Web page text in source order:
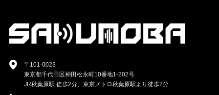
〒101-0023
東京都千代田区神田松永町10番地1-202号
JR秋葉原駅 徒歩2分、東京メトロ秋葉原駅より徒歩2分